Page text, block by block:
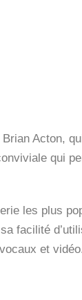
Acton,
qui
les plus
facilité
et vidéo.